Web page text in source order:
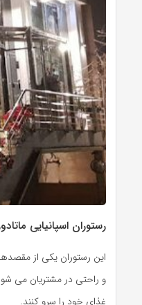
رستوران اسپانیایی
این رستوران یکی از
و راحتی در مشتریان می
غذای خود را سرو کنند.